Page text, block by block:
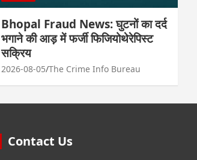
Bhopal Fraud News: घुटनों का दर्द
भगाने की आड़ में फर्जी फिजियोथेरेपिस्ट
सक्रिय
2026-08-05 The Crime Info Bureau
Contact Us